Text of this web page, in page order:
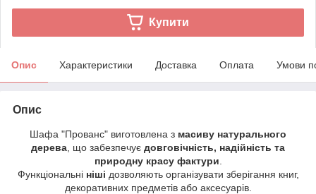
Купити
Опис Характеристики Доставка Оплата Умови
Опис
Шафа "Прованс" виготовлена з масиву натурального
дерева , що забезпечує довговічність, надійність та
природну красу фактури
Функціональні ніші дозволяють організувати зберігання книг,
декоративних предметів або аксесуарів.